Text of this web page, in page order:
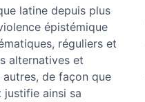
latine depuis plus
épistémique
réguliers et
alternatives et
de façon que
justifie ainsi sa